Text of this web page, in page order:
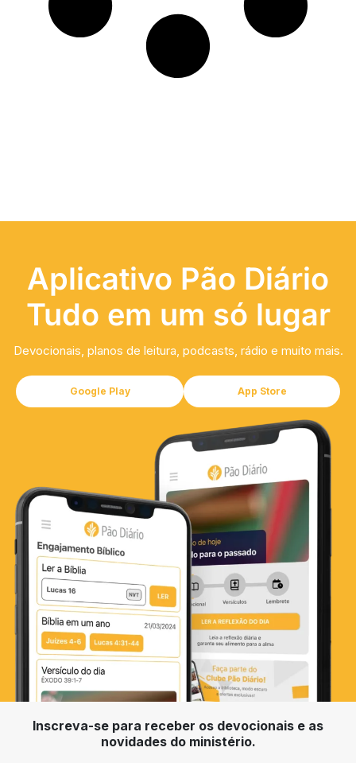
Aplicativo Pão Diário
Tudo em um só lugar
Devocionais, planos de leitura, podcasts, rádio e muito mais.
Google Play App Store
Inscreva-se para receber os devocionais e as
novidades do ministério.